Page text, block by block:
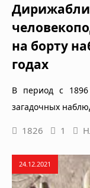
на борту
годах
В период с
загадочных
1826 1
24.12.2021